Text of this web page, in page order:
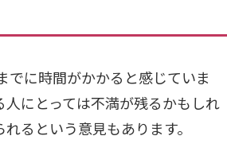
でに時間がかかると感じていま
にとっては不満が残るかもしれ
るという意見もあります。